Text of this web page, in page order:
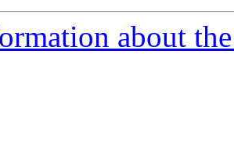
about